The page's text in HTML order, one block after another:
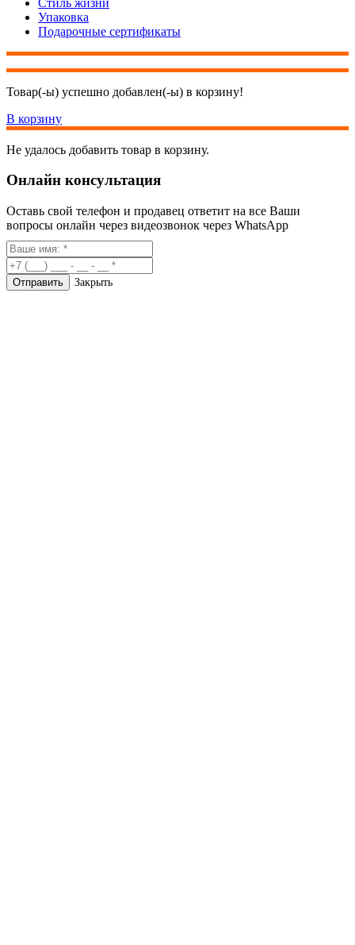
Упаковка
Подарочные сертификаты
Товар(-ы) успешно добавлен(-ы) в корзину!
В корзину
Не удалось добавить товар в корзину.
Онлайн консультация
Оставь свой телефон и продавец ответит на все Ваши
вопросы онлайн через видеозвонок через WhatsApp
Закрыть